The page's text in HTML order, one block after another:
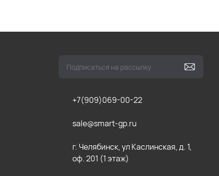
+7(909)069-00-22
sale@smart-gp.ru
г. Челябинск, ул Каслинская, д. 1,
оф. 201 (1 этаж)